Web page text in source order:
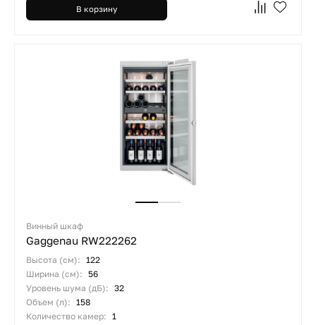
В корзину
Винный шкаф
Gaggenau RW222262
Высота (см): 122
Ширина (см): 56
Уровень шума (дБ): 32
Объем (л): 158
Количество камер: 1